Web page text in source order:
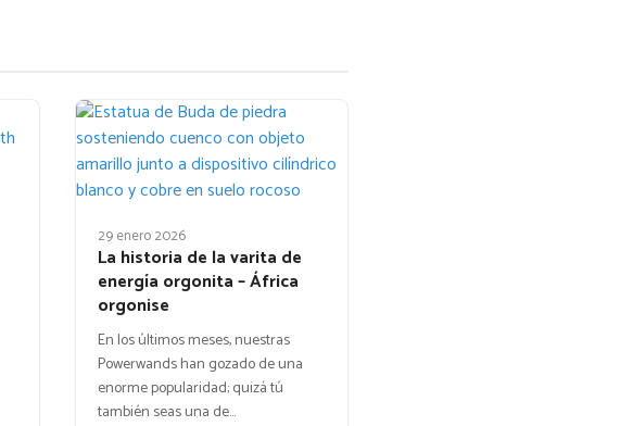
29 enero 2026
La historia de la varita de
energía orgonita – África
orgonise
En los últimos meses, nuestras
Powerwands han gozado de una
enorme popularidad; quizá tú
también seas una de…